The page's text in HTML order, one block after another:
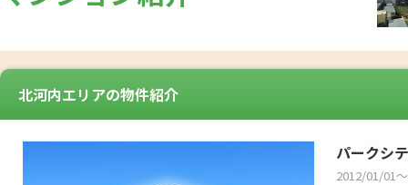
北河内エリアの物件紹介
パークシ
2012/01/01〜